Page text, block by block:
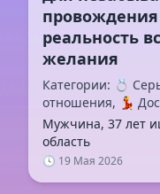
реальность
Категории: 💍
отношения, 💃
Мужчина, 37 лет
область
🕓 19 Мая 2026